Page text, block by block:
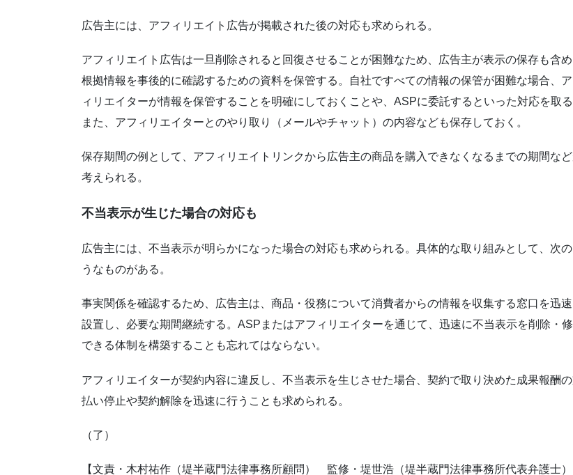
広告主には、アフィリエイト広告が掲載された後の対応も求められる。
アフィリエイト広告は一旦削除されると回復させることが困難なため、広告主が表示の保存も含め
根拠情報を事後的に確認するための資料を保管する。自社ですべての情報の保管が困難な場合、ア
ィリエイターが情報を保管することを明確にしておくことや、ASPに委託するといった対応を取る
また、アフィリエイターとのやり取り（メールやチャット）の内容なども保存しておく。
保存期間の例として、アフィリエイトリンクから広告主の商品を購入できなくなるまでの期間な
考えられる。
不当表示が生じた場合の対応も
広告主には、不当表示が明らかになった場合の対応も求められる。具体的な取り組みとして、次の
うなものがある。
事実関係を確認するため、広告主は、商品・役務について消費者からの情報を収集する窓口を迅
設置し、必要な期間継続する。ASPまたはアフィリエイターを通じて、迅速に不当表示を削除・
できる体制を構築することも忘れてはならない。
アフィリエイターが契約内容に違反し、不当表示を生じさせた場合、契約で取り決めた成果報酬
払い停止や契約解除を迅速に行うことも求められる。
（了）
【文責・木村祐作（堤半蔵門法律事務所顧問） 監修・堤世浩（堤半蔵門法律事務所代表弁護士）